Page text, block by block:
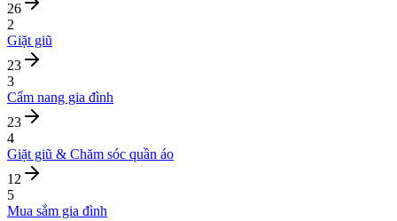
26
2
Giặt giũ
23
3
Cẩm nang gia đình
23
4
Giặt giũ & Chăm sóc quần áo
12
5
Mua sắm gia đình